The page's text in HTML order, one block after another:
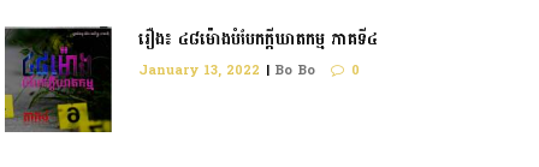
រឿង៖ ៤៨ម៉ោងបំបែកក្តីឃាតកម្ម ភាគទី៤
January 13, 2022 | Bo Bo 0